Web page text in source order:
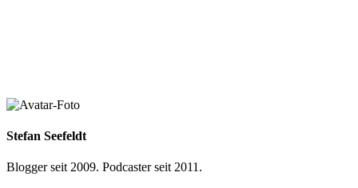
Stefan Seefeldt
Blogger seit 2009. Podcaster seit 2011.